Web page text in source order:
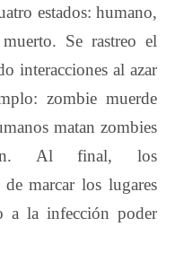
estados: humano,
Se rastreo el
interacciones al azar
zombie muerde
matan zombies
Al final, los
de marcar los lugares
a la infección poder